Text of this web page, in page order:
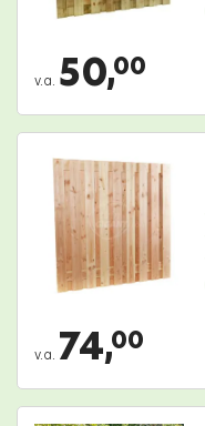
v.a. 50,00
v.a. 74,00